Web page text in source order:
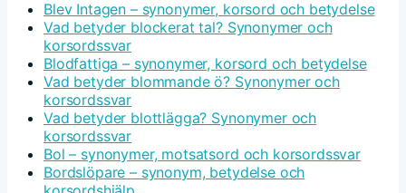
Blev Intagen – synonymer, korsord och betydelse
Vad betyder blockerat tal? Synonymer och
korsordssvar
Blodfattiga – synonymer, korsord och betydelse
Vad betyder blommande ö? Synonymer och
korsordssvar
Vad betyder blottlägga? Synonymer och
korsordssvar
Bol – synonymer, motsatsord och korsordssvar
Bordslöpare – synonym, betydelse och